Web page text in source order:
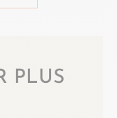
PLUS